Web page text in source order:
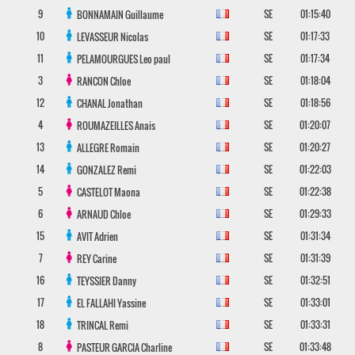
9 BONNAMAINGuillaume SE
01:15:40
10
LEVASSEURNicolas SE
01:17:33
11
PELAMOURGUESLeo paul SE
01:17:34
3
RANCONChloe SE
01:18:04
12
CHANALJonathan SE
01:18:56
4
ROUMAZEILLESAnais SE
01:20:07
13
ALLEGRERomain SE
01:20:27
14
GONZALEZRemi SE
01:22:03
5
CASTELOTMaona SE
01:22:38
6
ARNAUDChloe SE
01:29:33
15
AVITAdrien SE
01:31:34
7
REYCarine SE
01:31:39
16
TEYSSIERDanny SE
01:32:51
17
EL FALLAHIYassine SE
01:33:01
18
TRINCALRemi SE
01:33:31
8
PASTEUR GARCIACharline SE 01:33:48